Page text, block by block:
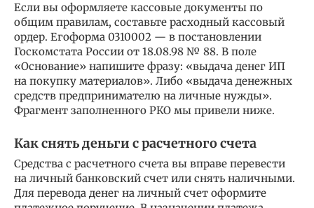
Если вы оформляете кассовые документы по
общим правилам, составьте расходный кассовый
ордер. Егоформа 0310002 — в постановлении
Госкомстата России от 18.08.98 № 88. В поле
«Основание» напишите фразу: «выдача денег ИП
на покупку материалов». Либо «выдача денежных
средств предпринимателю на личные нужды».
Фрагмент заполненного РКО мы привели ниже.
Как снять деньги с расчетного счета
Средства с расчетного счета вы вправе перевести
на личный банковский счет или снять наличными.
Для перевода денег на личный счет оформите